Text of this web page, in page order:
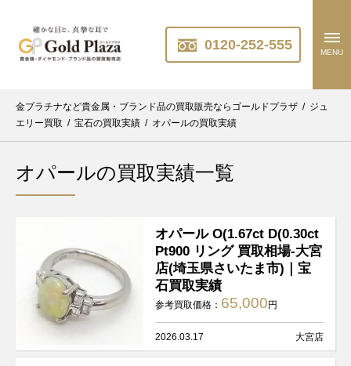
0120-252-555 MENU
金プラチナなど貴金属・ブランド品の買取販売ならゴールドプラザ / ジュ
エリー買取 / 宝石の買取実績 / オパールの買取実績
オパールの買取実績一覧
オパール O(1.67ct D(0.30ct
Pt900 リング 買取相場-大宮
店(埼玉県さいたま市)｜宝
石買取実績
参考買取価格： 65,000 円
2026.03.17 大宮店